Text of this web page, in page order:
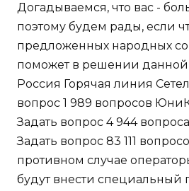
Догадываемся, что вас -
поэтому будем рады, если
предложенных народных
поможет в решении
Россия Горячая линия
вопрос 1 989 вопросов
Задать вопрос 4 944
Задать вопрос 83 111
противном случае
будут внести специальный